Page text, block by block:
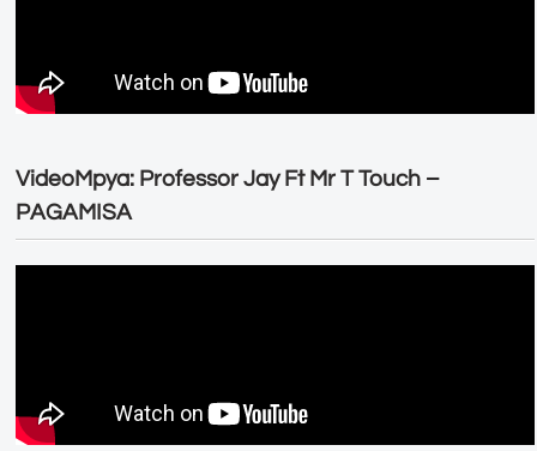
VideoMpya: Professor Jay Ft Mr T Touch –
PAGAMISA